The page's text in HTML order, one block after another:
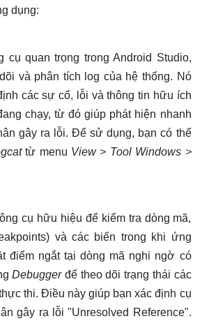
dụng:
cụ quan trọng trong Android Studio,
và phân tích log của hệ thống. Nó
các sự cố, lỗi và thông tin hữu ích
chạy, từ đó giúp phát hiện nhanh
gây ra lỗi. Để sử dụng, bạn có thể
từ menu View > Tool Windows >
cụ hữu hiệu để kiểm tra dòng mã,
và các biến trong khi ứng
điểm ngắt tại dòng mã nghi ngờ có
Debuggerđể theo dõi trạng thái các
thi. Điều này giúp bạn xác định cụ
gây ra lỗi "Unresolved Reference".